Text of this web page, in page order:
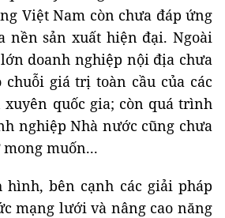
Việt Nam còn chưa đáp ứng
nền sản xuất hiện đại. Ngoài
doanh nghiệp nội địa chưa
giá trị toàn cầu của các
xuyên quốc gia; còn quá trình
nghiệp Nhà nước cũng chưa
muốn...
bên cạnh các giải pháp
mạng lưới và nâng cao năng